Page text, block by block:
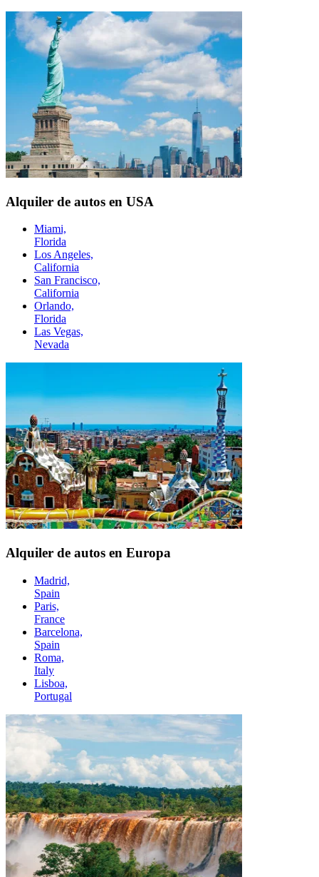
Alquiler de autos en USA
Miami,
Florida
Los Angeles,
California
San Francisco,
California
Orlando,
Florida
Las Vegas,
Nevada
Alquiler de autos en Europa
Madrid,
Spain
Paris,
France
Barcelona,
Spain
Roma,
Italy
Lisboa,
Portugal